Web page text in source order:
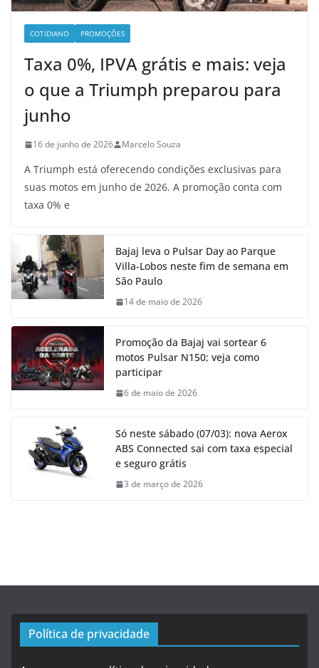
COTIDIANO PROMOÇÕES
Taxa 0%, IPVA grátis e mais: veja
o que a Triumph preparou para
junho
16 de junho de 2026 Marcelo Souza
A Triumph está oferecendo condições exclusivas para
suas motos em junho de 2026. A promoção conta com
taxa 0% e
Bajaj leva o Pulsar Day ao Parque
Villa-Lobos neste fim de semana em
São Paulo
14 de maio de 2026
Promoção da Bajaj vai sortear 6
motos Pulsar N150; veja como
participar
6 de maio de 2026
Só neste sábado (07/03): nova Aerox
ABS Connected sai com taxa especial
e seguro grátis
3 de março de 2026
Política de privacidade